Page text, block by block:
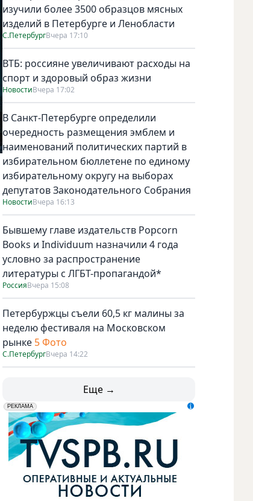
Фото Планетарий1
изучили более 3500 образцов мясных
изделий в Петербурге и Ленобласти
С.ПетербургВчера 17:10
ВТБ: россияне увеличивают расходы на
спорт и здоровый образ жизни
НовостиВчера 17:02
В Санкт-Петербурге определили
очередность размещения эмблем и
наименований политических партий в
избирательном бюллетене по единому
избирательному округу на выборах
депутатов Законодательного Собрания
НовостиВчера 16:13
Бывшему главе издательств Popcorn
Books и Individuum назначили 4 года
условно за распространение
литературы с ЛГБТ-пропагандой*
РоссияВчера 15:08
Петербуржцы съели 60,5 кг малины за
неделю фестиваля на Московском
рынке 5 Фото
С.ПетербургВчера 14:22
Еще →
erid: LdtCK5udn
РЕКЛАМА
АО "ГАТР", ИНН: 7841320717